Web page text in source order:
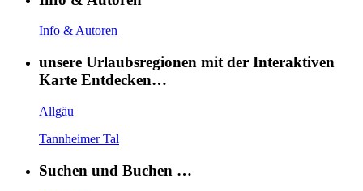
Info & Autoren
unsere Urlaubsregionen mit der Interaktiven
Karte Entdecken…
Allgäu
Tannheimer Tal
Suchen und Buchen …